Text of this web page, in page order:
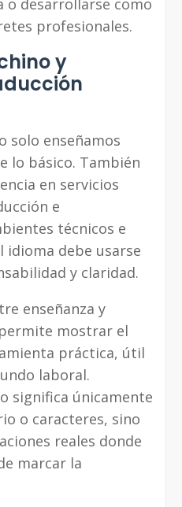
o desarrollarse como
profesionales.
y
solo enseñamos
lo básico. También
en servicios
e
técnicos e
idioma debe usarse
y claridad.
enseñanza y
mostrar el
práctica, útil
laboral.
significa únicamente
o caracteres, sino
reales donde
marcar la